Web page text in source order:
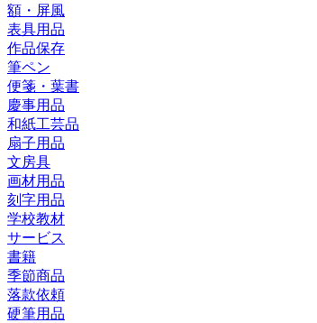
額・屏風
表具用品
作品保存
筆ペン
便箋・葉書
慶事用品
和紙工芸品
扇子用品
文房具
画材用品
刻字用品
学校教材
サービス
書籍
季節商品
落款依頼
硬筆用品